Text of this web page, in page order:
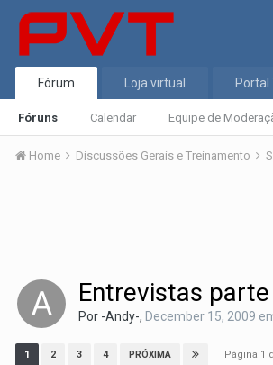
Fórum
Fóruns Calendar Equipe de
Loja virtual Portal
Home Discussões Gerais e Treinamento
Entrevistas
Por -Andy-, December 15, 2009
1 2 3 4 PRÓXIMA Página 1